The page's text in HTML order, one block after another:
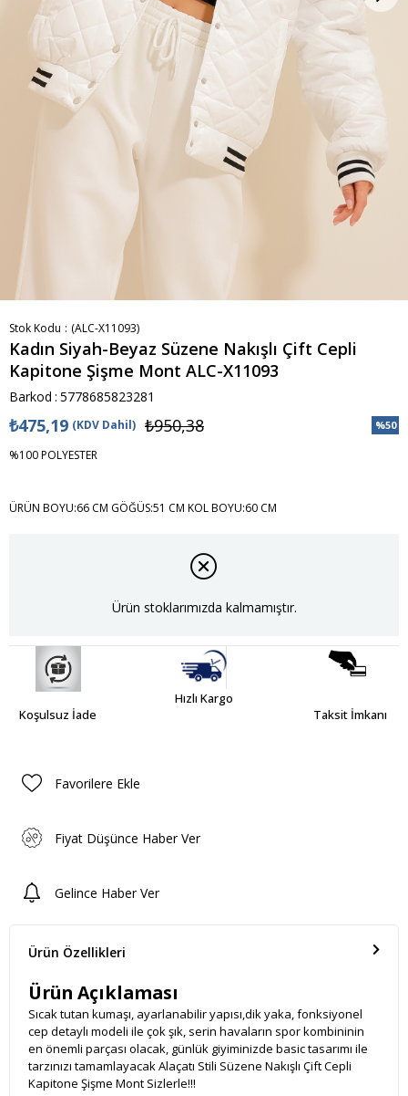
Stok Kodu (ALC-X11093)
Kadın Siyah-Beyaz Süzene Nakışlı Çift Cepli
Kapitone Şişme Mont ALC-X11093
Barkod : 5778685823281
%50
₺950,38
₺475,19 (KDV Dahil)
%100 POLYESTER
ÜRÜN BOYU:66 CM GÖĞÜS:51 CM KOL BOYU:60 CM
Ürün stoklarımızda kalmamıştır.
Koşulsuz İade
Hızlı Kargo
Taksit İmkanı
Favorilere Ekle
Fiyat Düşünce Haber Ver
Gelince Haber Ver
Ürün Özellikleri
Ürün Açıklaması
Sıcak tutan kumaşı, ayarlanabilir yapısı,dik yaka, fonksiyonel
cep detaylı modeli ile çok şık, serin havaların spor kombininin
en önemli parçası olacak, günlük giyiminizde basic tasarımı ile
tarzınızı tamamlayacak Alaçatı Stili Süzene Nakışlı Çift Cepli
Kapitone Şişme Mont Sizlerle!!!